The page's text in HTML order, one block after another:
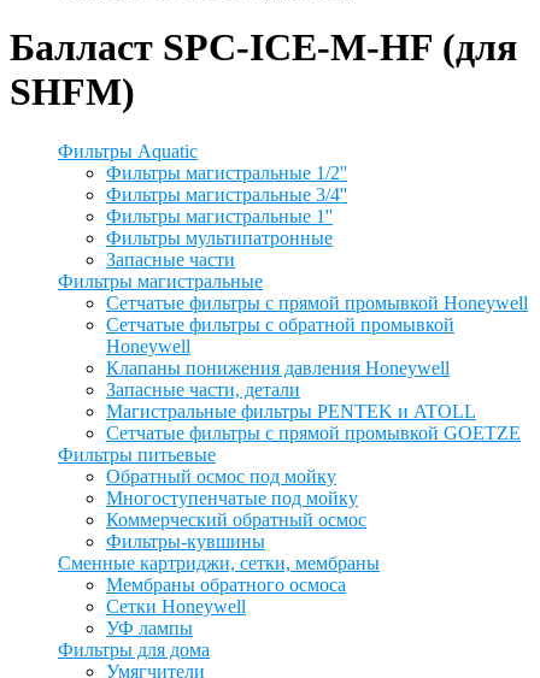
Балласт SPC-ICE-M-HF (для
SHFM)
Фильтры Aquatic
Фильтры магистральные 1/2''
Фильтры магистральные 3/4''
Фильтры магистральные 1''
Фильтры мультипатронные
Запасные части
Фильтры магистральные
Сетчатые фильтры с прямой промывкой Honeywell
Сетчатые фильтры с обратной промывкой
Honeywell
Клапаны понижения давления Honeywell
Запасные части, детали
Магистральные фильтры PENTEK и ATOLL
Сетчатые фильтры с прямой промывкой GOETZE
Фильтры питьевые
Обратный осмос под мойку
Многоступенчатые под мойку
Коммерческий обратный осмос
Фильтры-кувшины
Сменные картриджи, сетки, мембраны
Мембраны обратного осмоса
Сетки Honeywell
УФ лампы
Фильтры для дома
Умягчители